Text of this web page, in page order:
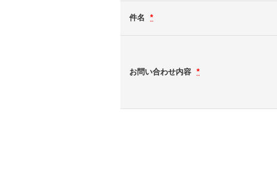
件名 *
お問い合わせ内容 *